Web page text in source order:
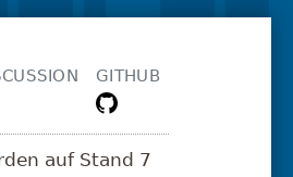
GITHUB
auf Stand 7